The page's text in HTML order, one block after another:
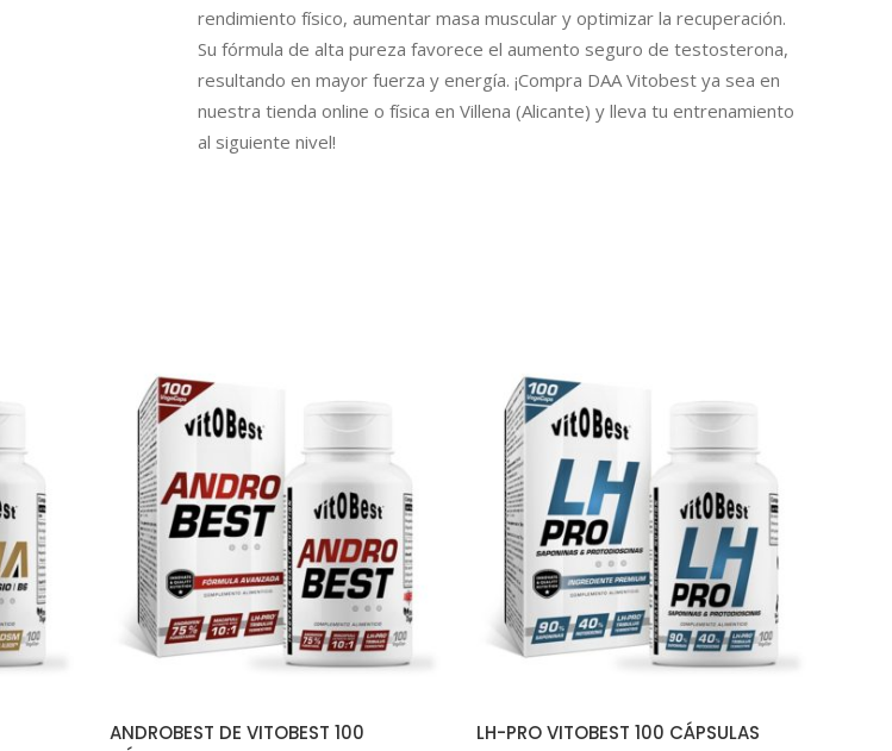
rendimiento físico, aumentar masa muscular y optimizar la recuperación.
Su fórmula de alta pureza favorece el aumento seguro de testosterona,
resultando en mayor fuerza y ​​energía. ¡Compra DAA Vitobest ya sea en
nuestra tienda online o física en Villena (Alicante) y lleva tu entrenamiento
al siguiente nivel!
AÑADIR AL CARRITO
ANDROBEST DE VITOBEST 100
AÑADIR AL CARRITO
LH-PRO VITOBEST 100 CÁPSULAS